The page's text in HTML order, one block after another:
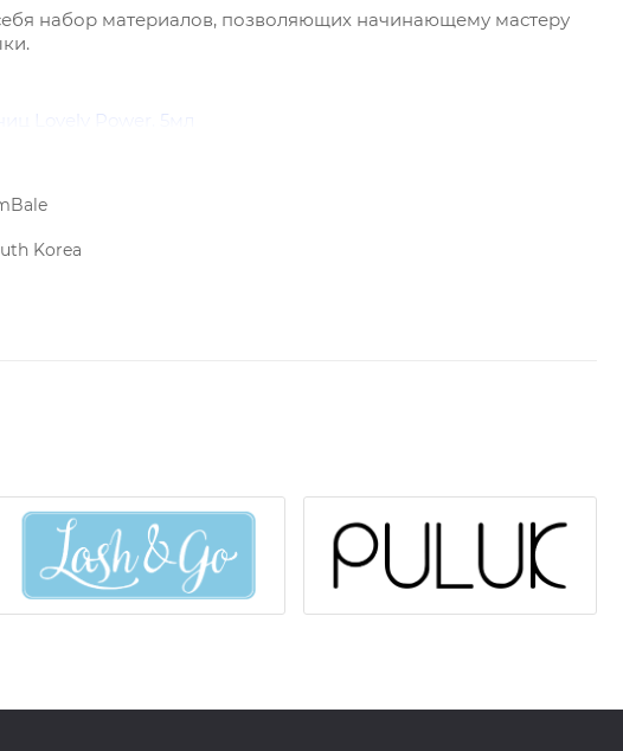
набор материалов, позволяющих начинающему мастеру
Lovely Power, 5мл
Silicone, 20 линий, MIX, D 0.12 8-15мм
Silicone, 20 линий, MIX, С 0.10 7-12мм
с ароматом ванили, 15 мл
кофе, 15 мл
ресниц, 1 пара - 5 упаковок
средние (100 шт)
- 20 штук
Korea